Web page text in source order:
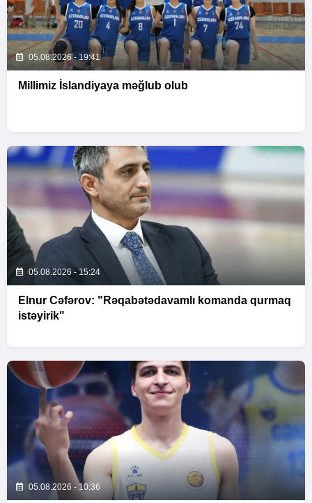
05.08.2026 - 19:41
Millimiz İslandiyaya məğlub olub
05.08.2026 - 15:24
Elnur Cəfərov: "Rəqabətədavamlı komanda qurmaq
istəyirik"
05.08.2026 - 10:36